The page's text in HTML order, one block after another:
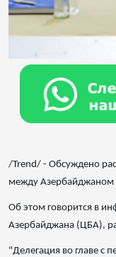
/Trend/ - Обсуждено
между
Об этом говорится в
Азербайджана (ЦБА),
"Делегация во главе с